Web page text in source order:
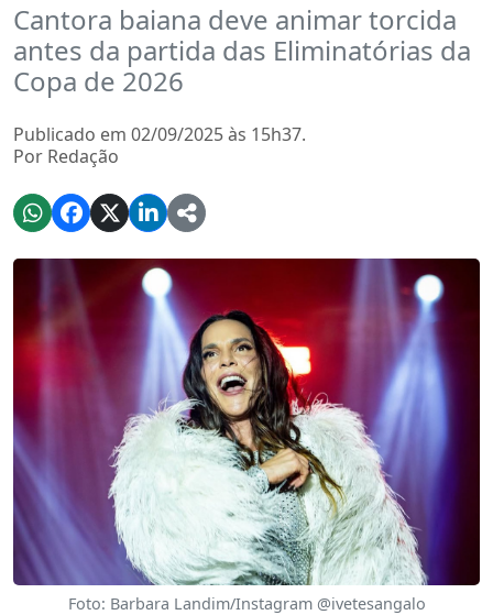
Cantora baiana deve animar torcida
antes da partida das Eliminatórias da
Copa de 2026
Publicado em 02/09/2025 às 15h37.
Por Redação
Foto: Barbara Landim/Instagram @ivetesangalo